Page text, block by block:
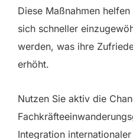
Diese Maßnahmen
sich schneller
werden, was ihre
erhöht.
Nutzen Sie aktiv die
Integration